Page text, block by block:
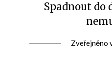
Spadnout do
Zveřejněno